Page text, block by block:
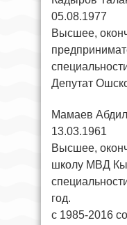
05.08.1977
Высшее,
Депутат
Мамаев
13.03.1961
Высшее,
школу МВД
год.
с 1985-2016